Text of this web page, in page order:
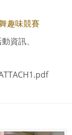
趣味競賽
資訊、